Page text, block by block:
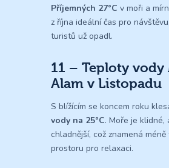
Příjemných 27°C v moři a
z října ideální čas pro
turistů už opadl.
11 – Teploty vody
Alam v Listopadu
S blížícím se koncem roku
vody na 25°C. Moře je klidné,
chladnější, což znamená
prostoru pro relaxaci.